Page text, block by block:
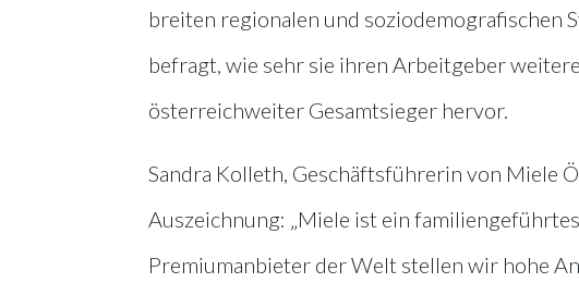
breiten regionalen und soziodemografischen
befragt, wie sehr sie ihren Arbeitgeber
österreichweiter Gesamtsieger hervor.
Sandra Kolleth, Geschäftsführerin von Miele
Auszeichnung: „Miele ist ein
Premiumanbieter der Welt stellen wir hohe